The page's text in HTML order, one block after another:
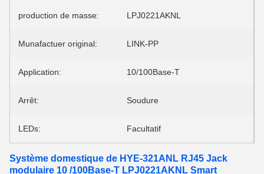
production de masse: LPJ0221AKNL
Munafactuer original: LINK-PP
Application: 10/100Base-T
Arrêt: Soudure
LEDs: Facultatif
Système domestique de HYE-321ANL RJ45 Jack
modulaire 10 /100Base-T LPJ0221AKNL Smart